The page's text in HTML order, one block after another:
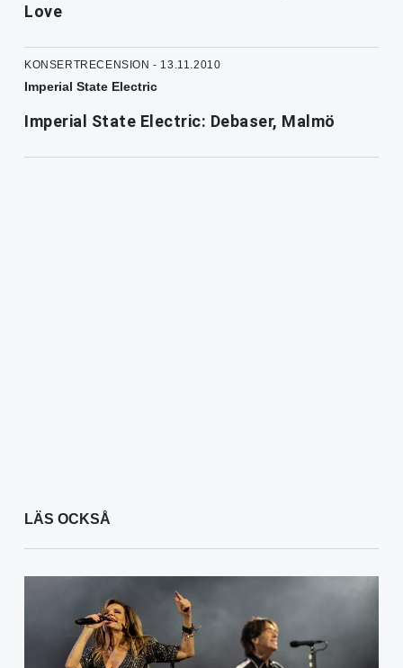
Love
KONSERTRECENSION - 13.11.2010
Imperial State Electric
Imperial State Electric: Debaser, Malmö
LÄS OCKSÅ